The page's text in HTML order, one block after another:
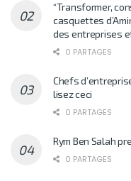
“Transformer,
casquettes
des entreprises
0 PARTAGES
Chefs
lisez ceci
0 PARTAGES
Rym Ben Salah
0 PARTAGES